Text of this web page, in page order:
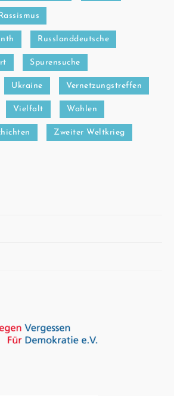
Russlanddeutsche
Spurensuche
Ukraine Vernetzungstreffen
Vielfalt Wahlen
Zweiter Weltkrieg